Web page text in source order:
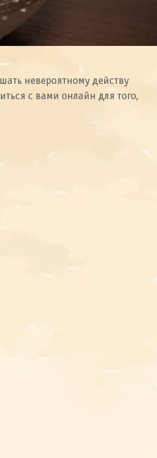
невероятному действу
с вами онлайн для того,